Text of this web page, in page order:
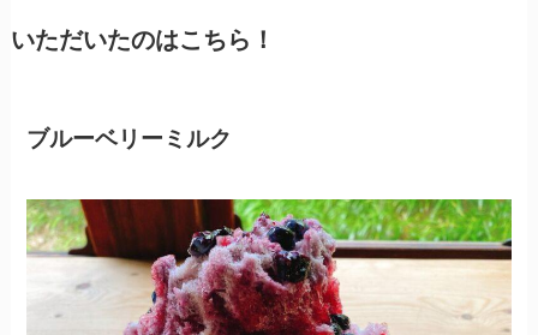
いただいたのはこちら！
ブルーベリーミルク